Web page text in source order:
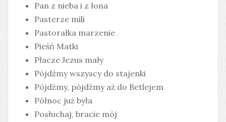
Pan z nieba i z łona
Pasterze mili
Pastorałka marzenie
Pieśń Matki
Płacze Jezus mały
Pójdźmy wszyscy do stajenki
Pójdźmy, pójdźmy aż do Betlejem
Północ już była
Posłuchaj, bracie mój